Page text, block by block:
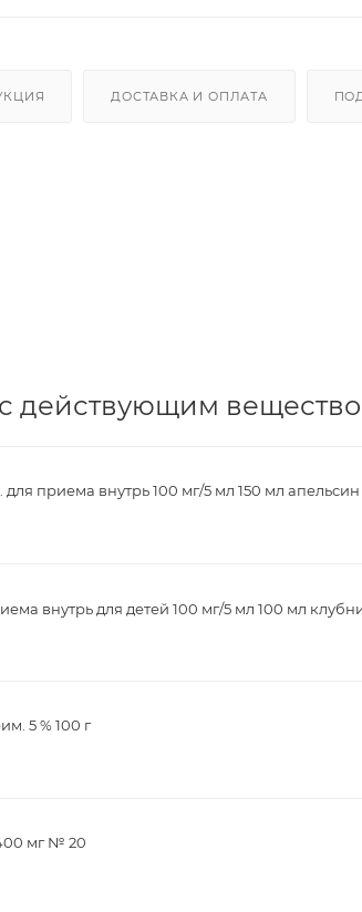
ДОСТАВКА И ОПЛАТА
действующим
приема внутрь 100 мг/5 мл 150 мл апельсин
внутрь для детей 100 мг/5 мл 100 мл
5 % 100 г
мг № 20